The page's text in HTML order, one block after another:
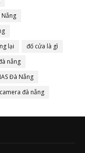
lại
đố cửa là gì
nẵng
Đà Nẵng
đà nẵng